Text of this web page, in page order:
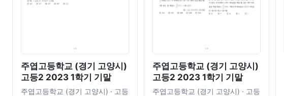
주엽고등학교 (경기 고양시)
고등2 2023 1학기 기말
주엽고등학교 (경기 고양시) · 고등
주엽고등학교 (경기 고양시)
고등2 2023 1학기 기말
주엽고등학교 (경기 고양시) · 고등